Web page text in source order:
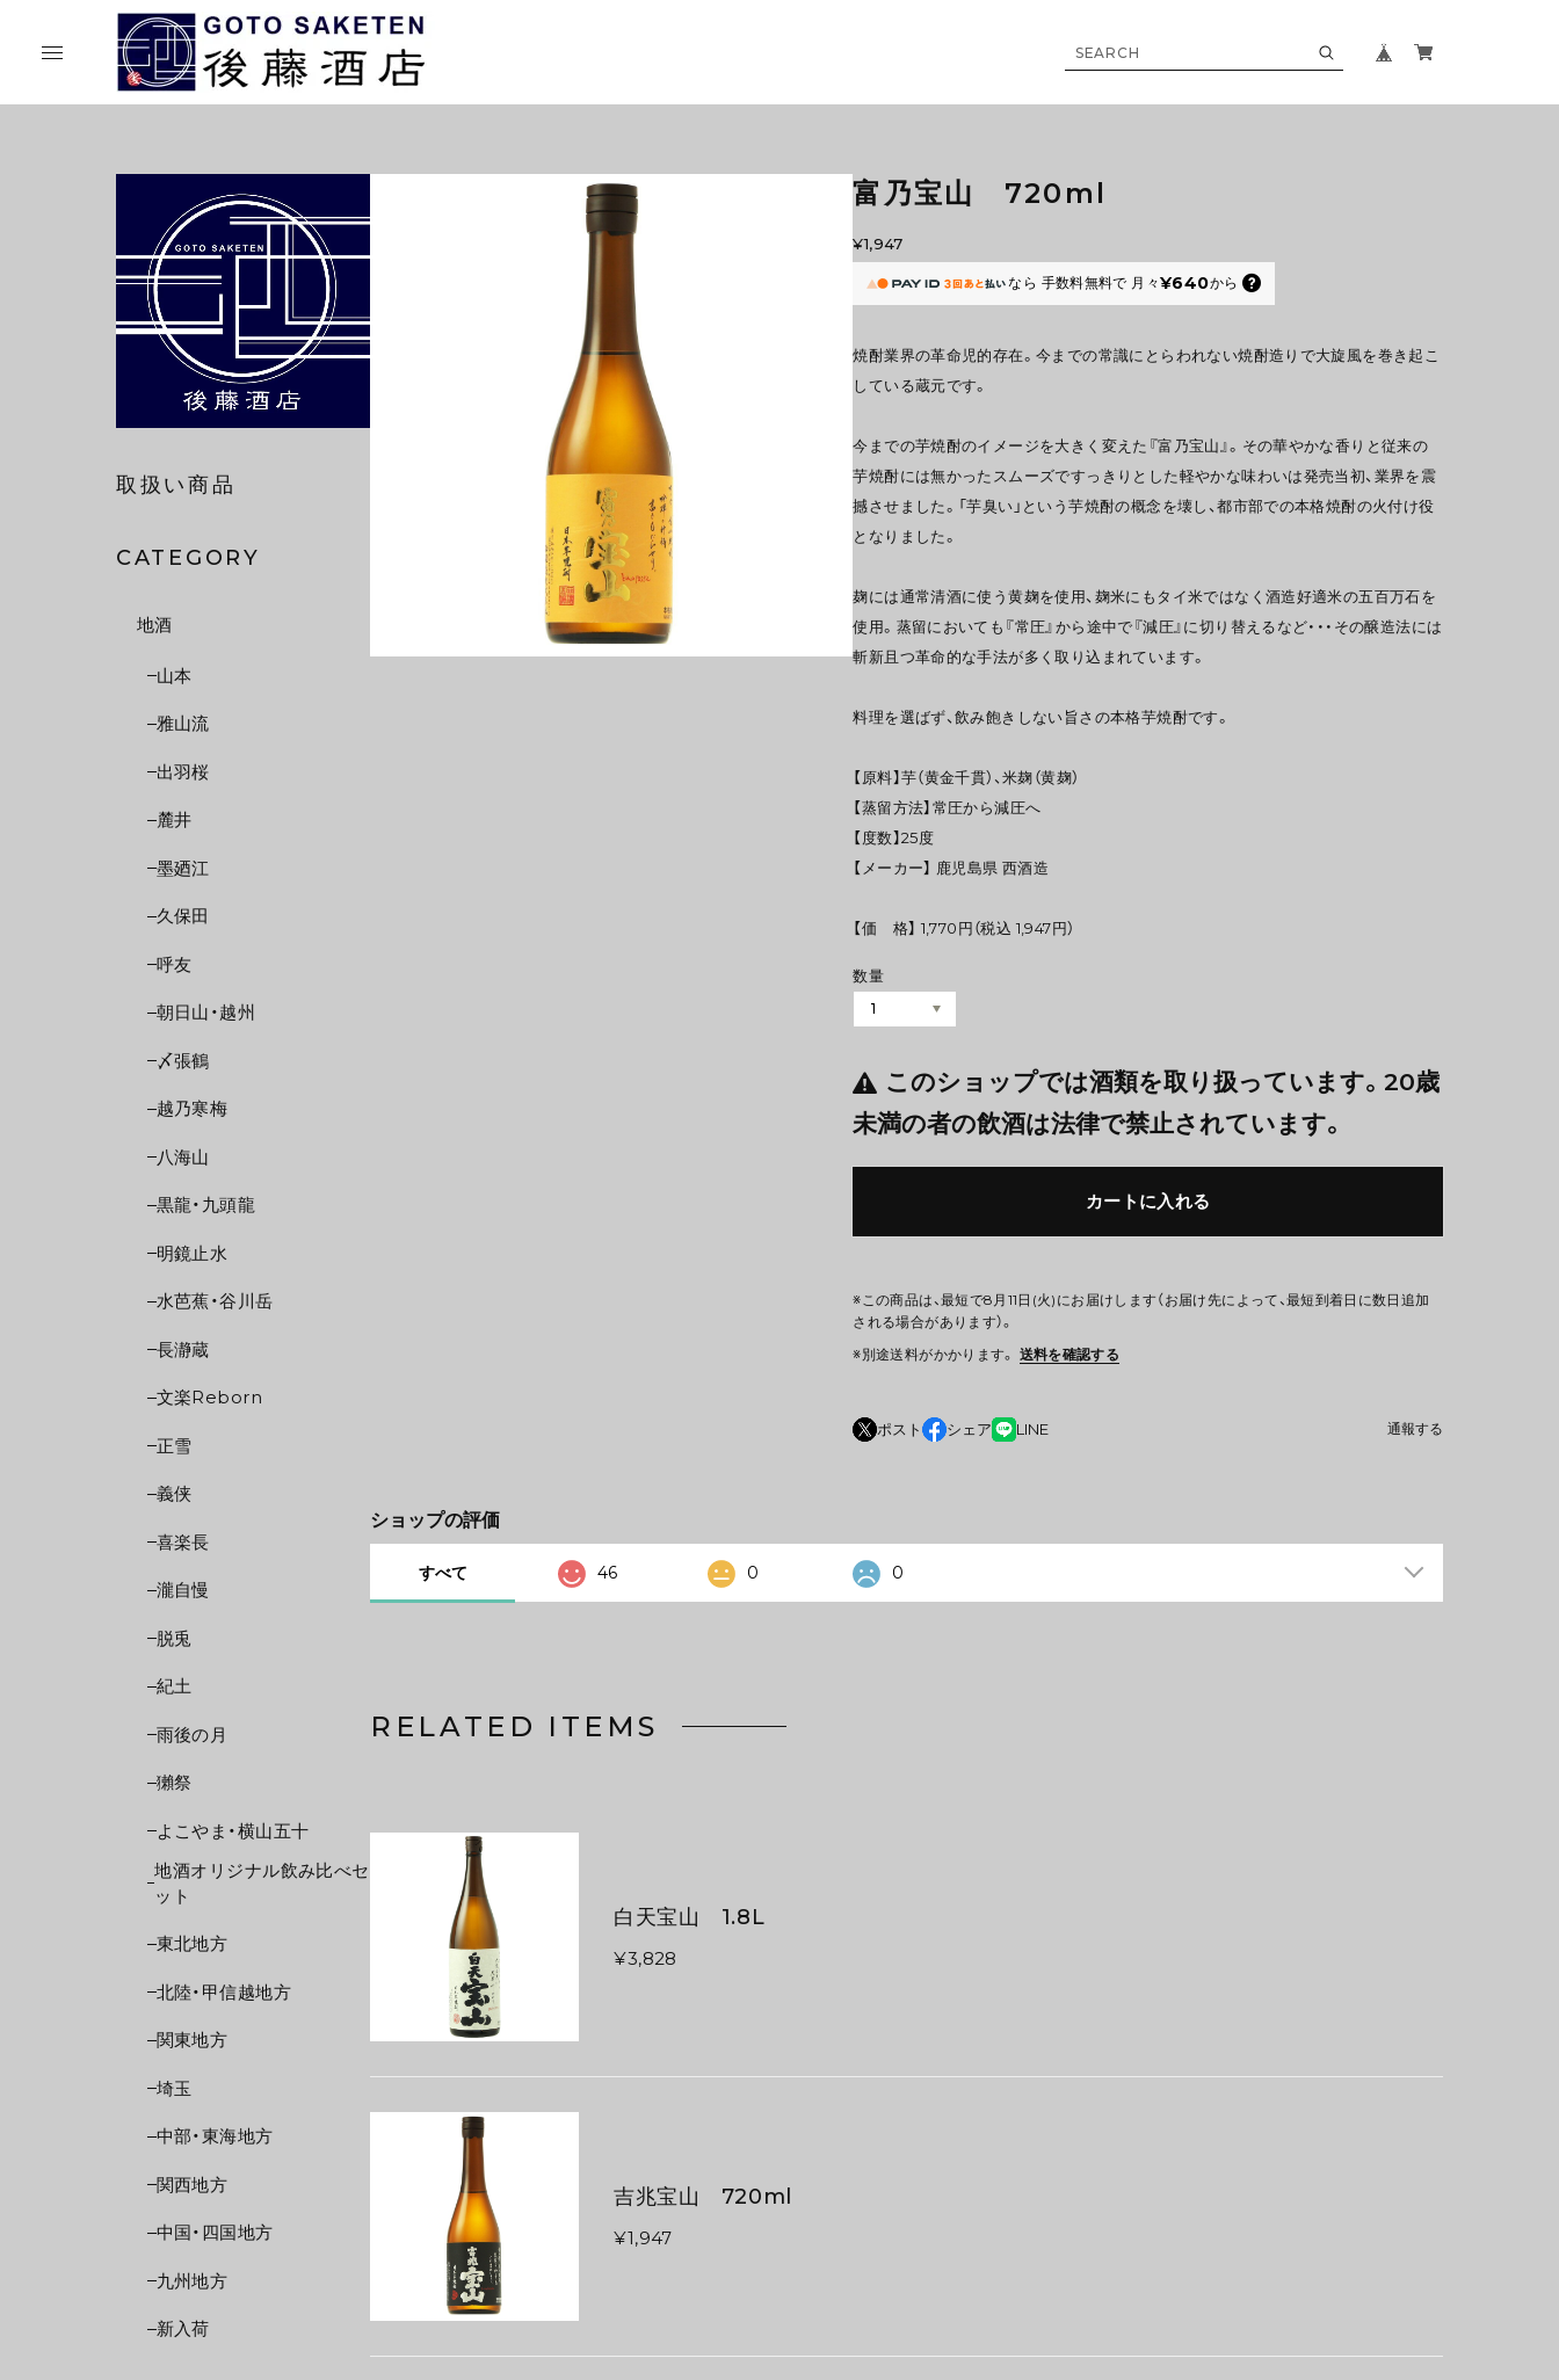
取扱い商品
CATEGORY
地酒
山本
雅山流
出羽桜
麓井
墨廼江
久保田
呼友
朝日山・越州
〆張鶴
越乃寒梅
八海山
黒龍・九頭龍
明鏡止水
水芭蕉・谷川岳
長瀞蔵
文楽Reborn
正雪
義侠
喜楽長
瀧自慢
脱兎
紀土
雨後の月
獺祭
よこやま・横山五十
地酒オリジナル飲み比べセ
ット
東北地方
北陸・甲信越地方
関東地方
埼玉
中部・東海地方
関西地方
中国・四国地方
九州地方
新入荷
富乃宝山 720ml
¥1,947
なら 手数料無料で 月々¥640から
焼酎業界の革命児的存在。今までの常識にとらわれない焼酎造りで大旋風を巻き起こ
している蔵元です。
今までの芋焼酎のイメージを大きく変えた『富乃宝山』。その華やかな香りと従来の
芋焼酎には無かったスムーズですっきりとした軽やかな味わいは発売当初、業界を震
撼させました。「芋臭い」という芋焼酎の概念を壊し、都市部での本格焼酎の火付け役
となりました。
麹には通常清酒に使う黄麹を使用、麹米にもタイ米ではなく酒造好適米の五百万石を
使用。蒸留においても『常圧』から途中で『減圧』に切り替えるなど・・・その醸造法には
斬新且つ革命的な手法が多く取り込まれています。
料理を選ばず、飲み飽きしない旨さの本格芋焼酎です。
【原料】芋（黄金千貫）、米麹（黄麹）
【蒸留方法】常圧から減圧へ
【度数】25度
【メーカー】 鹿児島県 西酒造
【価 格】 1,770円（税込 1,947円）
数量
このショップでは酒類を取り扱っています。20歳
未満の者の飲酒は法律で禁止されています。
カートに入れる
※この商品は、最短で8月11日(火)にお届けします（お届け先によって、最短到着日に数日追加
される場合があります）。
※別途送料がかかります。 送料を確認する
ポスト シェア LINE 通報する
ショップの評価
すべて 46 0 0
RELATED ITEMS
白天宝山 1.8L
¥3,828
吉兆宝山 720ml
¥1,947